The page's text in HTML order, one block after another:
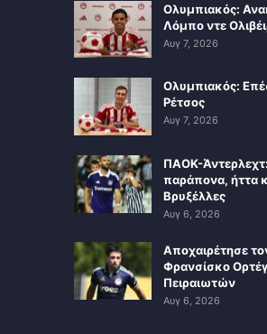
Ολυμπιακός:
Λόμπο ντε
Αυγ 7, 2026
Ολυμπιακός:
Ρέτσος
Αυγ 7, 2026
ΠΑΟΚ-
παράπονα, ήττα
Βρυξέλλες
Αυγ 6, 2026
Αποχαιρέτησε
Φρανσίσκο
Πειραιωτών
Αυγ 6, 2026